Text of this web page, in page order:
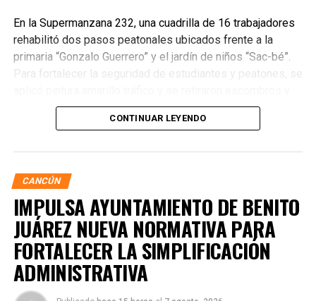
En la Supermanzana 232, una cuadrilla de 16 trabajadores
rehabilitó dos pasos peatonales ubicados frente a la
primaria “Gonzalo Guerrero” y el jardín de niños “Sac-bé”.
Para fortalecer la seguridad de estudiantes y peatones, se
residuos vegetales acumulados en la zona. Estas
acciones buscan garantizar entornos escolares más
CONTINUAR LEYENDO
CANCÚN
IMPULSA AYUNTAMIENTO DE BENITO
JUÁREZ NUEVA NORMATIVA PARA
FORTALECER LA SIMPLIFICACIÓN
ADMINISTRATIVA